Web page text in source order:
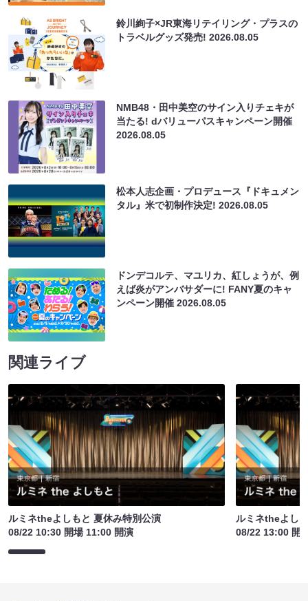
鈴川絢子×JR東海リテイリング・プラスの
トラベルグッズ発売!2026.08.05
NMB48・田中美空のサイン入りチェキが
当たる! dバリューパスキャンペーン開催
2026.08.05
松本人志企画・プロデュース『ドキュメン
タル』米で初制作決定!2026.08.05
ドンデコルテ、マユリカ、紅しょうが、例
えば炎がアンバサダーに! FANY夏のキャ
ンペーン開催2026.08.05
関連ライブ
ルミネtheよしもと 夏休み特別公演
08/22 10:30 開場 11:00 開演
ルミネtheよし
08/22 13:00 開